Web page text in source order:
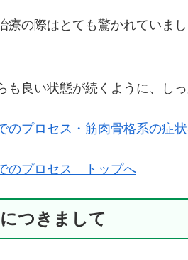
療の際はとても驚かれていま
も良い状態が続くように、し
のプロセス・筋肉骨格系の症
のプロセス トップへ
つきまして